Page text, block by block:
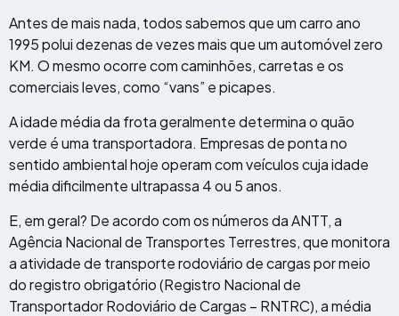
Antes de mais nada, todos sabemos que um carro ano
1995 polui dezenas de vezes mais que um automóvel zero
KM. O mesmo ocorre com caminhões, carretas e os
comerciais leves, como “vans” e picapes.
A idade média da frota geralmente determina o quão
verde é uma transportadora. Empresas de ponta no
sentido ambiental hoje operam com veículos cuja idade
média dificilmente ultrapassa 4 ou 5 anos.
E, em geral? De acordo com os números da ANTT, a
Agência Nacional de Transportes Terrestres, que monitora
a atividade de transporte rodoviário de cargas por meio
do registro obrigatório (Registro Nacional de
Transportador Rodoviário de Cargas – RNTRC), a média